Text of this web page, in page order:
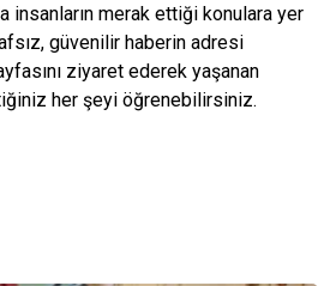
insanların merak ettiği konulara yer
güvenilir haberin adresi
ziyaret ederek yaşanan
her şeyi öğrenebilirsiniz.